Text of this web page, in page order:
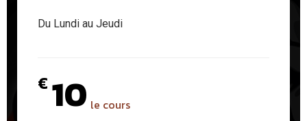
Du Lundi au Jeudi
€ 10 le cours